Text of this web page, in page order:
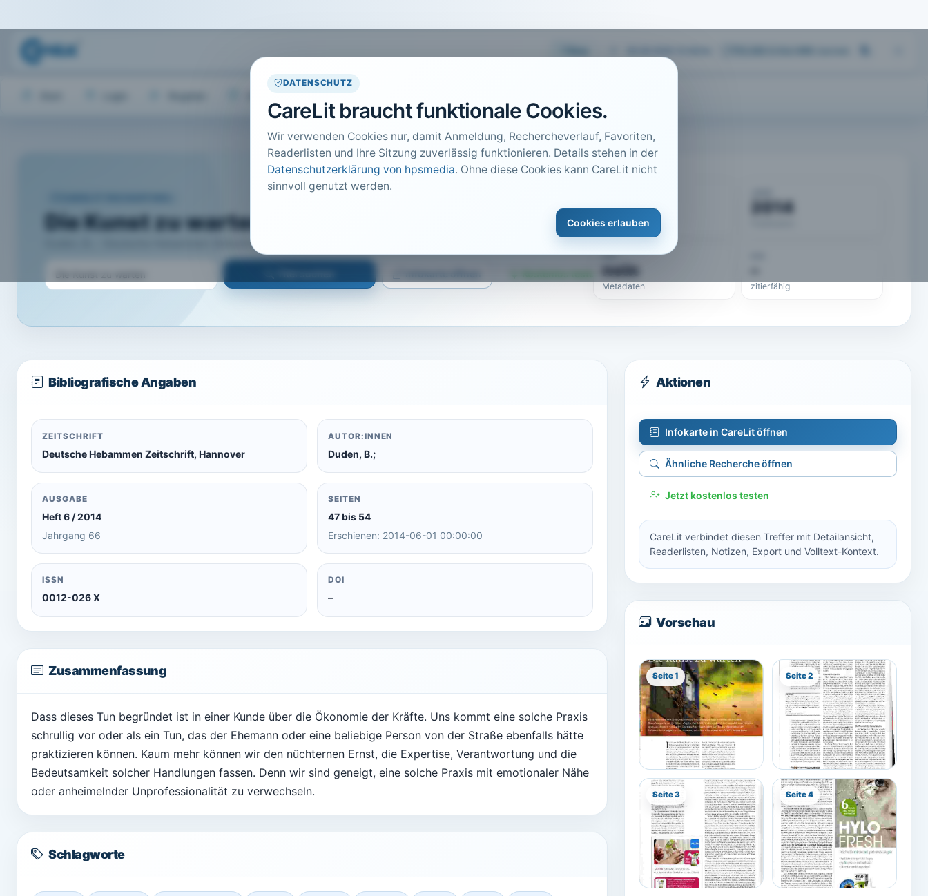
DATENSCHUTZ
CareLit braucht funktionale Cookies.
Wir verwenden Cookies nur, damit Anmeldung, Rechercheverlauf, Favoriten,
Readerlisten und Ihre Sitzung zuverlässig funktionieren. Details stehen in der
Datenschutzerklärung von hpsmedia. Ohne diese Cookies kann CareLit nicht
sinnvoll genutzt werden.
Cookies erlauben
Die Kunst zu warten
Duden, B.; · Deutsche Hebammen Zeitschrift, Hannover · 2014 · Heft 6 · S. 47 bis 54
150809
CareLit-ID
2014
PDF
nein
Metadaten zitierfähig
Bibliografische Angaben
ZEITSCHRIFT
Deutsche Hebammen Zeitschrift, Hannover
AUTOR:INNEN
Duden, B.;
AUSGABE
Heft 6 / 2014
Jahrgang 66
SEITEN
47 bis 54
Erschienen: 2014-06-01 00:00:00
ISSN
0012-026 X
DOI
–
Zusammenfassung
Dass dieses Tun begründet ist in einer Kunde über die Ökonomie der Kräfte. Uns kommt eine solche Praxis
schrullig vor oder als ein Tun, das der Ehemann oder eine beliebige Person von der Straße ebenfalls hätte
praktizieren können. Kaum mehr können wir den nüchternen Ernst, die Expertise, Verantwortung und die
Bedeutsamkeit solcher Handlungen fassen. Denn wir sind geneigt, eine solche Praxis mit emotionaler Nähe
oder anheimelnder Unprofessionalität zu verwechseln.
Schlagworte
Aktionen
Infokarte in CareLit öffnen
Ähnliche Recherche öffnen
Jetzt kostenlos testen
CareLit verbindet diesen Treffer mit Detailansicht,
Readerlisten, Notizen, Export und Volltext-Kontext.
Vorschau
Seite 1 Seite 2
Seite 3 Seite 4